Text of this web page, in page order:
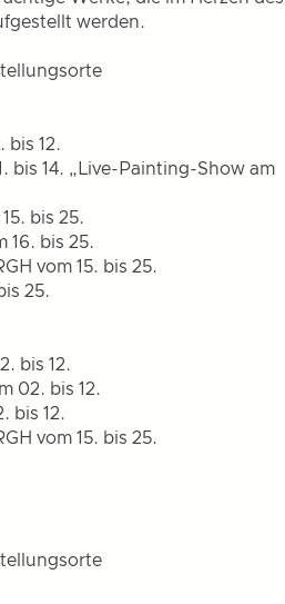
werden.
bis 12.
bis 14. „Live-Painting-Show am
bis 25.
16. bis 25.
vom 15. bis 25.
25.
bis 12.
02. bis 12.
bis 12.
vom 15. bis 25.